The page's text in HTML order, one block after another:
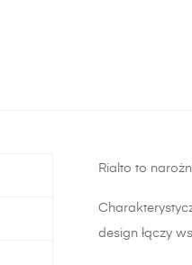
Rialto to
design łączy